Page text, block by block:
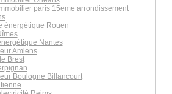
paris 15eme arrondissement
énergétique Rouen
Nantes
Amiens
Brest
Boulogne Billancourt